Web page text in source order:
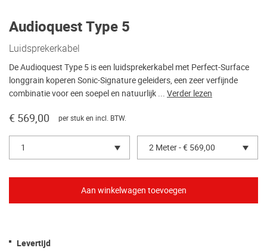
Audioquest Type 5
Luidsprekerkabel
De Audioquest Type 5 is een luidsprekerkabel met Perfect-Surface
longgrain koperen Sonic-Signature geleiders, een zeer verfijnde
combinatie voor een soepel en natuurlijk ... Verder lezen
€ 569,00 per stuk en incl. BTW.
1 2 Meter - € 569,00
Levertijd